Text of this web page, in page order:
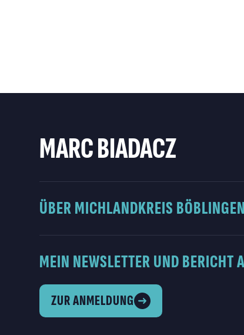
MARC BIADACZ
ÜBER MICHLANDKREIS BÖBLINGEN
MEIN NEWSLETTER UND BERICHT
ZUR ANMELDUNG